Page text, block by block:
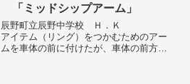
「ミッドシップアーム」
辰野町立辰野中学校 Ｈ．Ｋ
アイテム（リング）をつかむためのアー
ムを車体の前に付けたが、車体の前方が